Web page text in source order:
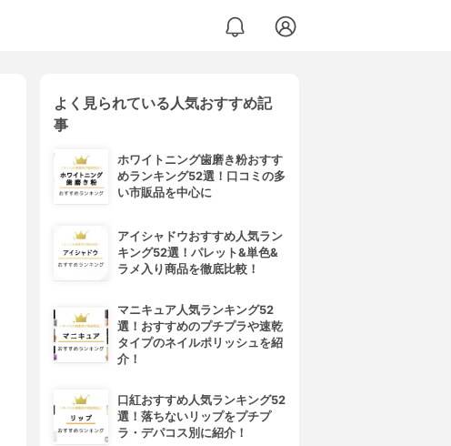
よく見られている人気おすすめ記
事
ホワイトニング歯磨き粉おすす
めランキング52選！口コミの多
い市販品を中心に
アイシャドウおすすめ人気ラン
キング52選！パレット&単色&
ラメ入り商品を徹底比較！
マニキュア人気ランキング52
選！おすすめのプチプラや速乾
タイプのネイルポリッシュを紹
介！
口紅おすすめ人気ランキング52
選！落ちないリップをプチプ
ラ・デパコス別に紹介！